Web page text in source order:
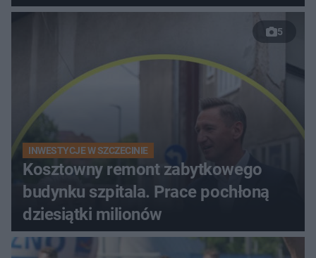
5
INWESTYCJE W SZCZECINIE
Kosztowny remont zabytkowego
budynku szpitala. Prace pochłoną
dziesiątki milionów